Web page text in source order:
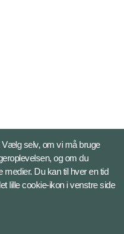
Vælg selv, om vi må bruge
og om du
Du kan til hver en tid
lille cookie-ikon i venstre side